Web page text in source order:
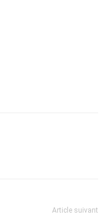
Article suivant